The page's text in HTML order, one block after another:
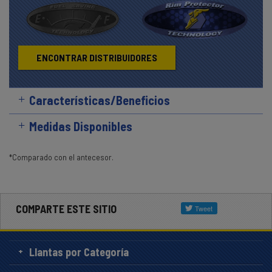
ENCONTRAR DISTRIBUIDORES
Características/Beneficios
Medidas Disponibles
*Comparado con el antecesor.
COMPARTE ESTE SITIO
Llantas por Categoría